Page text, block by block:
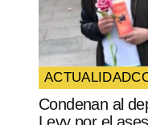
ACTUALIDAD
Condenan al